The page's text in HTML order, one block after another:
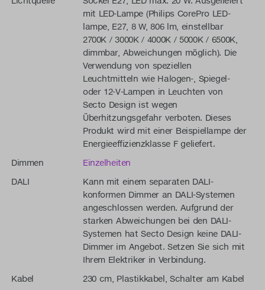
mit LED-Lampe (Philips CorePro LED-
lampe, E27, 8 W, 806 lm, einstellbar
2700K / 3000K / 4000K / 5000K / 6500K,
dimmbar, Abweichungen möglich). Die
Verwendung von speziellen
Leuchtmitteln wie Halogen-, Spiegel-
oder 12-V-Lampen in Leuchten von
Secto Design ist wegen
Überhitzungsgefahr verboten. Dieses
Produkt wird mit einer Beispiellampe der
Energieeffizienzklasse F geliefert.
Dimmen
Einzelheiten
DALI
Kann mit einem separaten DALI-
konformen Dimmer an DALI-Systemen
angeschlossen werden. Aufgrund der
starken Abweichungen bei den DALI-
Systemen hat Secto Design keine DALI-
Dimmer im Angebot. Setzen Sie sich mit
Ihrem Elektriker in Verbindung.
Kabel
230 cm, Plastikkabel, Schalter am Kabel